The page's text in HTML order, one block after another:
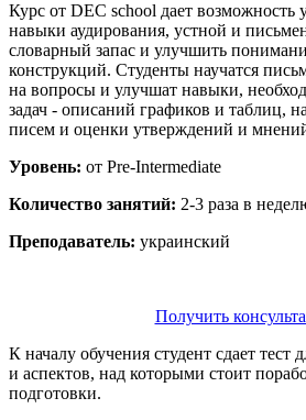
Курс от DEC school дает возможность
навыки аудирования, устной и
словарный запас и улучшить
конструкций. Студенты научатся
на вопросы и улучшат навыки,
задач - описаний графиков и таблиц,
писем и оценки утверждений и
Уровень: от Pre-Intermediate
Количество занятий: 2-3 раза в
Преподаватель: украинский
Получить
К началу обучения студент сдает тест
и аспектов, над которыми стоит
подготовки.